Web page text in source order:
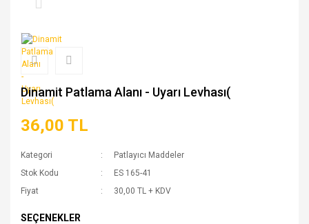
Dinamit Patlama Alanı - Uyarı Levhası(
36,00 TL
Kategori
Patlayıcı Maddeler
Stok Kodu
ES 165-41
Fiyat
30,00 TL + KDV
SEÇENEKLER